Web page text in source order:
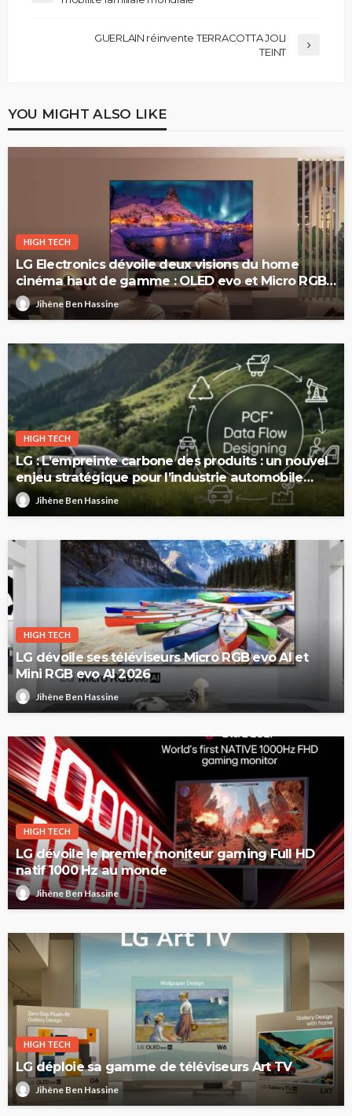
GUERLAIN réinvente TERRACOTTA JOLI
TEINT
YOU MIGHT ALSO LIKE
HIGH TECH
LG Electronics dévoile deux visions du home
cinéma haut de gamme : OLED evo et Micro RGB
evoJihène Ben Hassine
HIGH TECH
LG : L’empreinte carbone des produits : un nouvel
enjeu stratégique pour l’industrie automobile
européenne
Jihène Ben Hassine
HIGH TECH
LG dévoile ses téléviseurs Micro RGB evo AI et
Mini RGB evo AI 2026
Jihène Ben Hassine
HIGH TECH
LG dévoile le premier moniteur gaming Full HD
natif 1000 Hz au monde
Jihène Ben Hassine
HIGH TECH
LG déploie sa gamme de téléviseurs Art TV
Jihène Ben Hassine